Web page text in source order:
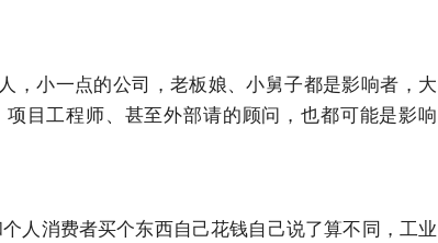
，小一点的公司，老板娘、小舅子都是影响者，大
目工程师、甚至外部请的顾问，也都可能是影响
人消费者买个东西自己花钱自己说了算不同，工业